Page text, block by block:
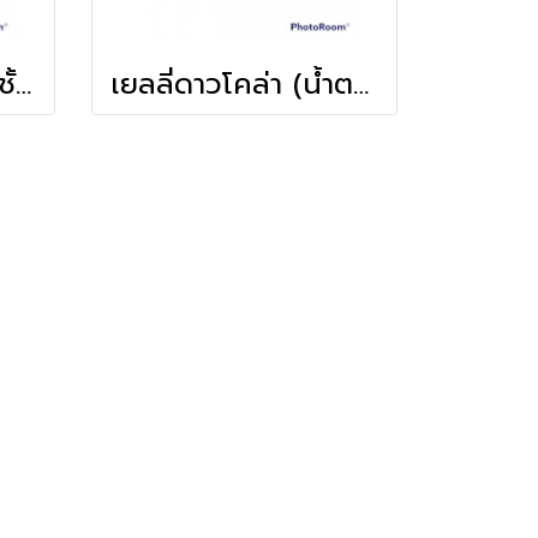
ควีนเยลลี่ หัวใจ 2 ชั้น (500ก.) เยลลี่ดาวโคล่า (น้ำตาล) (500ก.)